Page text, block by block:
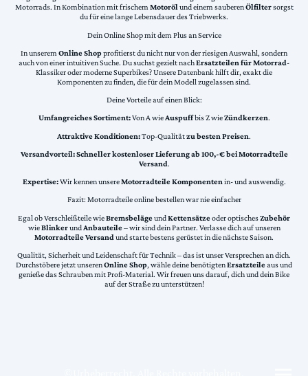
Motorrads. In Kombination mit frischemMotorölund einem sauberenÖlfiltersorgst
du für eine lange Lebensdauer des Triebwerks.
Dein Online Shop mit dem Plus an Service
In unserem Online Shopprofitierst du nicht nur von der riesigen Auswahl, sondern
auch von einer intuitiven Suche. Du suchst gezielt nachErsatzteilen für Motorrad-
Klassiker oder moderne Superbikes? Unsere Datenbank hilft dir, exakt die
Komponenten zu finden, die für dein Modell zugelassen sind.
Deine Vorteile auf einen Blick:
Umfangreiches Sortiment:Von A wieAuspuffbis Z wieZündkerzen.
Attraktive Konditionen:Top-Qualitätzu besten Preisen.
Versandvorteil:Schneller kostenloser Lieferung ab 100,-€ bei Motorradteile
Versand.
Expertise:Wir kennen unsereMotorradteile Komponentenin- und auswendig.
Fazit: Motorradteile online bestellen war nie einfacher
Egal ob Verschleißteile wieBremsbelägeundKettensätzeoder optischesZubehör
wieBlinkerundAnbauteile– wir sind dein Partner. Verlasse dich auf unseren
Motorradteile Versand und starte bestens gerüstet in die nächste Saison.
Qualität, Sicherheit und Leidenschaft für Technik – das ist unser Versprechen an dich.
Durchstöbere jetzt unserenOnline Shop, wähle deine benötigtenErsatzteileaus und
genieße das Schrauben mit Profi-Material. Wir freuen uns darauf, dich und dein Bike
auf der Straße zu unterstützen!